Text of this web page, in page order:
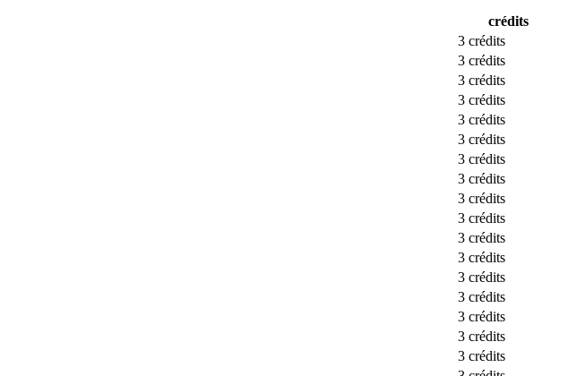
crédits
3 crédits
3 crédits
3 crédits
3 crédits
3 crédits
3 crédits
3 crédits
3 crédits
3 crédits
3 crédits
3 crédits
3 crédits
3 crédits
3 crédits
3 crédits
3 crédits
3 crédits